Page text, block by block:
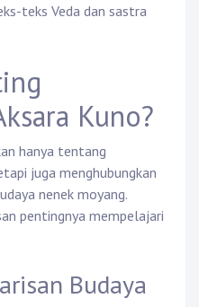
teks Veda dan sastra
Kuno?
hanya tentang
juga menghubungkan
nenek moyang.
pentingnya mempelajari
Budaya